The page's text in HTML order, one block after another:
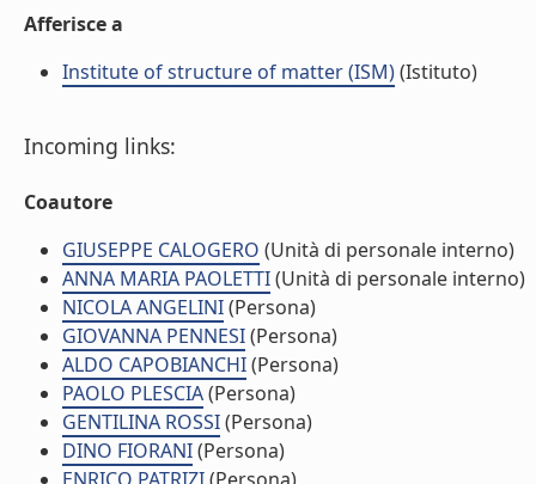
Afferisce a
Institute of structure of matter (ISM)(Istituto)
Incoming links:
Coautore
GIUSEPPE CALOGERO (Unità di personale interno)
ANNA MARIA PAOLETTI(Unità di personale interno)
NICOLA ANGELINI(Persona)
GIOVANNA PENNESI(Persona)
ALDO CAPOBIANCHI(Persona)
PAOLO PLESCIA(Persona)
GENTILINA ROSSI(Persona)
DINO FIORANI(Persona)